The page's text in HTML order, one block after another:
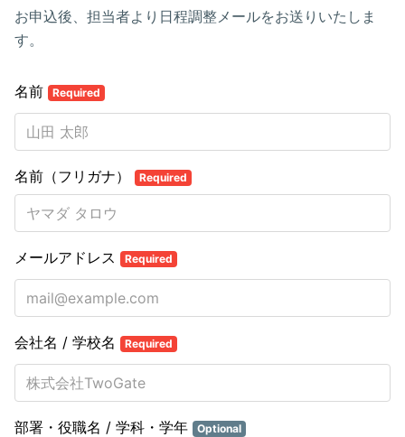
お申込後、担当者より日程調整メールをお送りいたしま
す。
名前 Required
名前（フリガナ） Required
メールアドレス Required
会社名 / 学校名 Required
部署・役職名 / 学科・学年 Optional